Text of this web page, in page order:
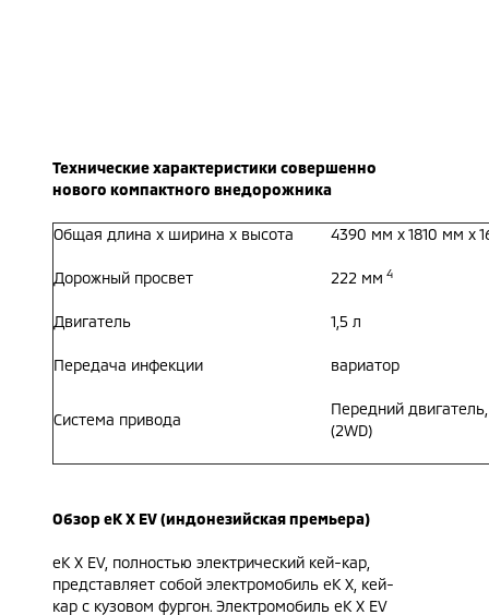
Технические характеристики совершенно
нового компактного внедорожника
Общая длина х ширина х высота 4390 мм x 1810 мм x
Дорожный просвет 222 мм 4
Двигатель 1,5 л
Передача инфекции вариатор
Система привода
Передний
(2WD)
Обзор eK X EV (индонезийская премьера)
eK X EV, полностью электрический кей-кар,
представляет собой электромобиль eK X, кей-
кар с кузовом фургон. Электромобиль eK X EV